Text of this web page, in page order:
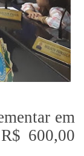
em
600,00